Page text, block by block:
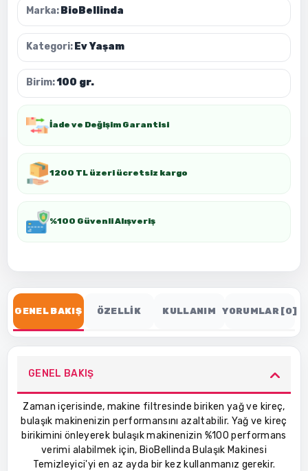
Marka: BioBellinda
Kategori: Ev Yaşam
Birim:100 gr.
İade ve Değişim Garantisi
1200 TL üzeri ücretsiz kargo
%100 Güvenli Alışveriş
GENEL BAKIŞ ÖZELLİK KULLANIM YORUMLAR [0]
GENEL BAKIŞ
Zaman içerisinde, makine filtresinde biriken yağ ve kireç,
bulaşık makinenizin performansını azaltabilir. Yağ ve kireç
birikimini önleyerek bulaşık makinenizin %100 performans
verimi alabilmek için, BioBellinda Bulaşık Makinesi
Temizleyici'yi en az ayda bir kez kullanmanız gerekir.